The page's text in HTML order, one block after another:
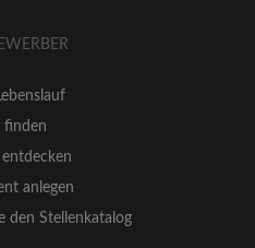
finden
anlegen
den Stellenkatalog